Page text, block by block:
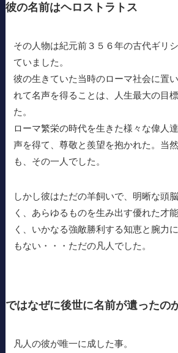
彼の名前はヘロストラトス
その人物は紀元前３５６年の古代ギリ
ていました。
彼の生きていた当時のローマ社会に置
れて名声を得ることは、人生最大の目
た。
ローマ繁栄の時代を生きた様々な偉人
声を得て、尊敬と羨望を抱かれた。当
も、その一人でした。
しかし彼はただの羊飼いで、明晰な頭
く、あらゆるものを生み出す優れた才
く、いかなる強敵勝利する知恵と腕力
もない・・・ただの凡人でした。
ではなぜに後世に名前が遺ったの
凡人の彼が唯一に成した事。